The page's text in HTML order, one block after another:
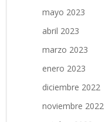
mayo 2023
abril 2023
marzo 2023
enero 2023
diciembre 2022
noviembre 2022